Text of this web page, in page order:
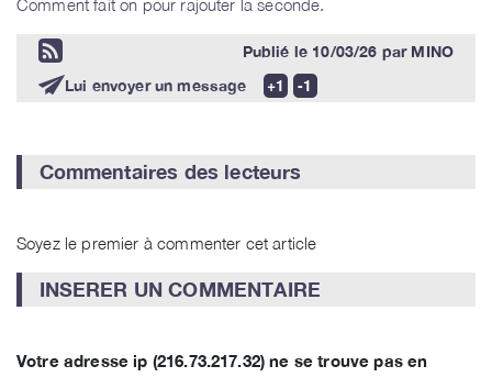
Comment fait on pour rajouter la seconde.
Publié le 10/03/26 par MINO
Lui envoyer un message
Commentaires des lecteurs
Soyez le premier à commenter cet article
INSERER UN COMMENTAIRE
Votre adresse ip (216.73.217.32) ne se trouve pas en